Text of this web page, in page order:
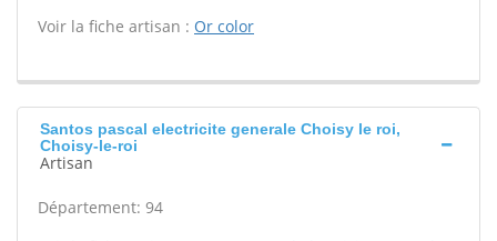
Voir la fiche artisan : Or color
Santos pascal electricite generale Choisy le roi,
Choisy-le-roi
Artisan
Département: 94